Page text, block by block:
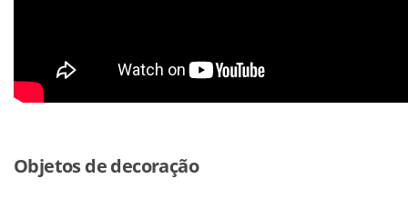
Objetos de decoração